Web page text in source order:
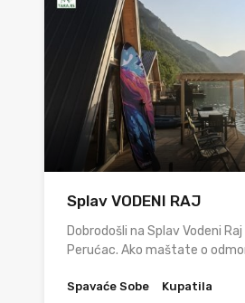
Splav VODENI RAJ
Dobrodošli na Splav Vodeni
Perućac. Ako maštate o
Spavaće Sobe Kupatila